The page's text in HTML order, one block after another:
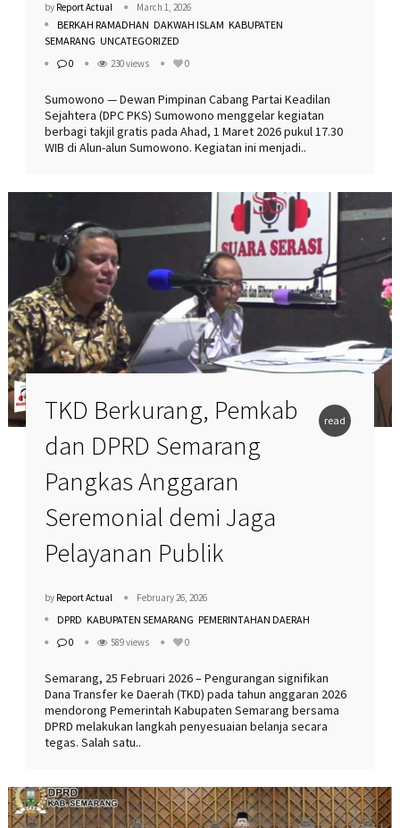
by Report Actual March 1, 2026
BERKAH RAMADHAN DAKWAH ISLAM KABUPATEN
SEMARANG UNCATEGORIZED
0 230 views 0
Sumowono — Dewan Pimpinan Cabang Partai Keadilan
Sejahtera (DPC PKS) Sumowono menggelar kegiatan
berbagi takjil gratis pada Ahad, 1 Maret 2026 pukul 17.30
WIB di Alun-alun Sumowono. Kegiatan ini menjadi..
read
TKD Berkurang, Pemkab
dan DPRD Semarang
Pangkas Anggaran
Seremonial demi Jaga
Pelayanan Publik
by Report Actual February 26, 2026
DPRD KABUPATEN SEMARANG PEMERINTAHAN DAERAH
0 589 views 0
Semarang, 25 Februari 2026 – Pengurangan signifikan
Dana Transfer ke Daerah (TKD) pada tahun anggaran 2026
mendorong Pemerintah Kabupaten Semarang bersama
DPRD melakukan langkah penyesuaian belanja secara
tegas. Salah satu..